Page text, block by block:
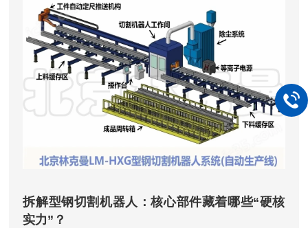
拆解型钢切割机器人：核心部件藏着哪些“硬核
实力”？